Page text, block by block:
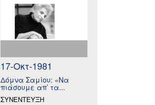
17-Οκτ-1981
Δόμνα Σαμίου: «Να
πιάσουμε απ’ τα...
ΣΥΝΕΝΤΕΥΞΗ